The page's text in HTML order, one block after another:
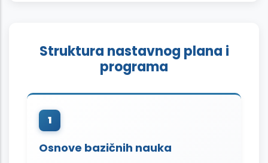
Struktura nastavnog plana i
programa
1
Osnove bazičnih nauka